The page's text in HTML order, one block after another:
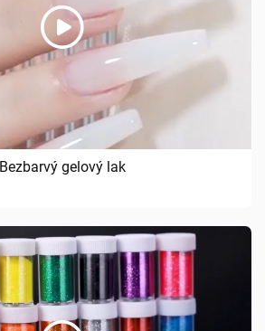
Bezbarvý gelový lak